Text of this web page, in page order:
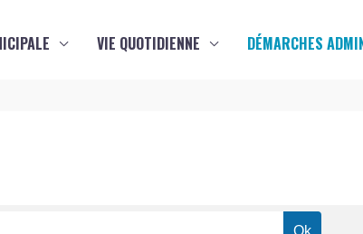
VIE QUOTIDIENNE DÉMARCHES